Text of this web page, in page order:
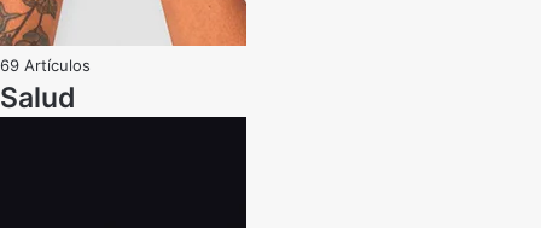
69 Artículos
Salud